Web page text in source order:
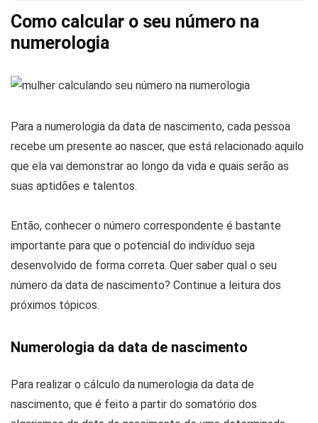
Como calcular o seu número na
numerologia
Para a numerologia da data de nascimento, cada pessoa
recebe um presente ao nascer, que está relacionado aquilo
que ela vai demonstrar ao longo da vida e quais serão as
suas aptidões e talentos.
Então, conhecer o número correspondente é bastante
importante para que o potencial do indivíduo seja
desenvolvido de forma correta. Quer saber qual o seu
número da data de nascimento? Continue a leitura dos
próximos tópicos.
Numerologia da data de nascimento
Para realizar o cálculo da numerologia da data de
nascimento, que é feito a partir do somatório dos